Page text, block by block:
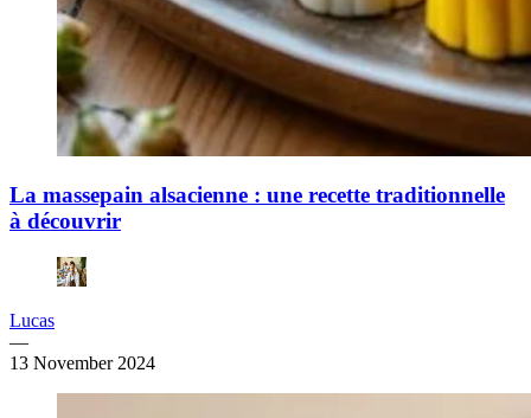
La massepain alsacienne : une recette traditionnelle
à découvrir
Lucas
—
13 November 2024